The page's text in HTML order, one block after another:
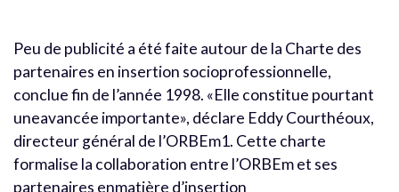
Peu de publicité a été faite autour de la Charte des
partenaires en insertion socioprofessionnelle,
conclue fin de l’année 1998. «Elle constitue pourtant
uneavancée importante», déclare Eddy Courthéoux,
directeur général de l’ORBEm1. Cette charte
formalise la collaboration entre l’ORBEm et ses
partenaires enmatière d’insertion